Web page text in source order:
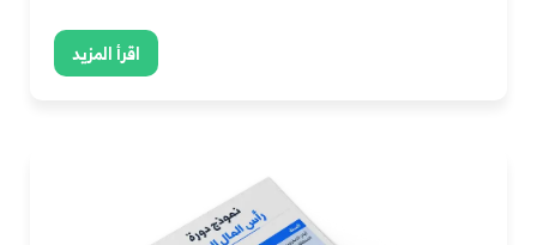
اقرأ المزيد